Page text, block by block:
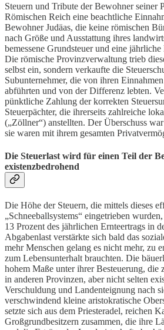
Steuern und Tribute der Bewohner seiner
Römischen Reich eine beachtliche
Bewohner Judäas, die keine römischen
nach Größe und Ausstattung ihres
bemessene Grundsteuer und eine
Die römische Provinzverwaltung trieb
selbst ein, sondern verkaufte die
Subunternehmer, die von ihren
abführten und von der Differenz lebten.
pünktliche Zahlung der korrekten
Steuerpächter, die ihrerseits zahlreiche
(„Zöllner“) anstellten. Der Überschuss
sie waren mit ihrem gesamten
Die Steuerlast wird für einen Teil der
existenzbedrohend
Die Höhe der Steuern, die mittels dieses
„Schneeballsystems“ eingetrieben
13 Prozent des jährlichen Ernteertrags in
Abgabenlast verstärkte sich bald das
mehr Menschen gelang es nicht mehr, zu
zum Lebensunterhalt brauchten. Die
hohem Maße unter ihrer Besteuerung, die
in anderen Provinzen, aber nicht selten
Verschuldung und Landenteignung nach
verschwindend kleine aristokratische
setzte sich aus dem Priesteradel, reichen
Großgrundbesitzern zusammen, die ihre